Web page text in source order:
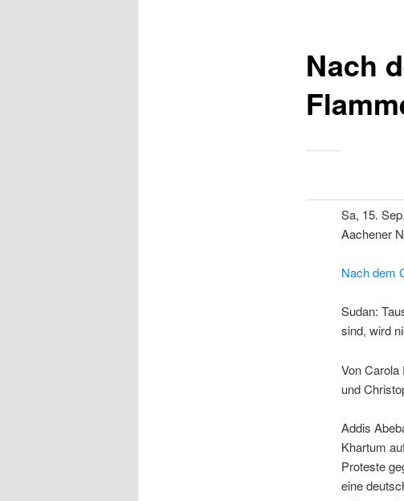
Nach
Sa, 15.
Aachener
Nach dem
Sudan:
sind, wird
Von Carola
und
Addis
Khartum
Proteste
eine